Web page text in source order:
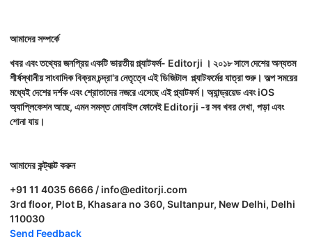
আমাদের সম্পর্কে
খবর এবং তথ্যের জনপ্রিয় একটি ভারতীয় প্ল্যাটফর্ম- Editorji । ২০১৮ সালে দেশের অন্যতম
শীর্ষস্থানীয় সাংবাদিক বিক্রম চন্দ্রা'র নেতৃত্বে এই ডিজিটাল প্ল্যাটফর্মের যাত্রা শুরু। অল্প সময়ের
মধ্যেই দেশের দর্শক এবং শ্রোতাদের নজরে এসেছে এই প্ল্যাটফর্ম। অ্যান্ড্রয়েড এবং iOS
অ্যাপ্লিকেশন আছে, এমন সমস্ত মোবাইল ফোনেই Editorji -র সব খবর দেখা, পড়া এবং
শোনা যায়।
আমাদের কন্ট্যাক্ট করুন
+91 11 4035 6666 / info@editorji.com
3rd floor, Plot B, Khasara no 360, Sultanpur, New Delhi, Delhi
110030
Send Feedback